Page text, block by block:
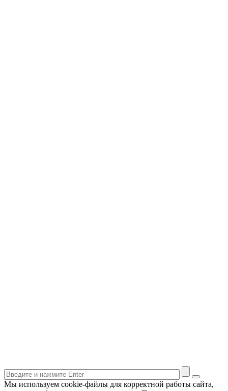
Мы используем cookie-файлы для корректной работы сайта,